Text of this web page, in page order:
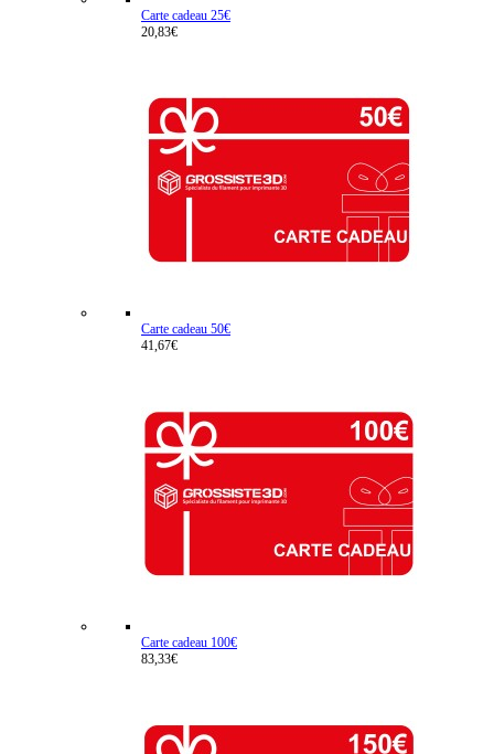
Carte cadeau 25€
20,83€
Carte cadeau 50€
41,67€
Carte cadeau 100€
83,33€